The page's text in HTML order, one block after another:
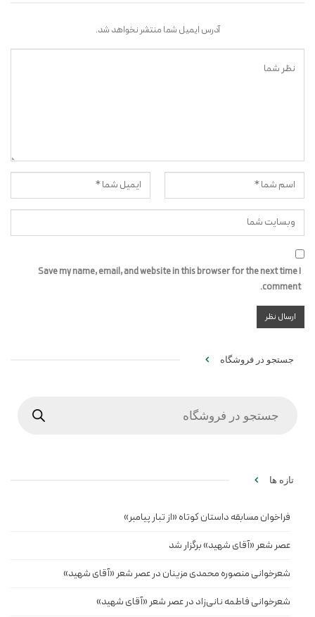
آدرس ایمیل شما منتشر نخواهد شد.
Save my name, email, and website in this browser for the next time I
comment.
جستجو در فروشگاه
تازه ها
فراخوان مسابقه داستان کوتاه «از تبار پیامبر»
عصر شعر «آقای شهید» برگزار شد
شعرخوانی منصوره محمدی مزینان در عصر شعر «آقای شهید»
شعرخوانی فاطمه نانی‌زاد در عصر شعر «آقای شهید»